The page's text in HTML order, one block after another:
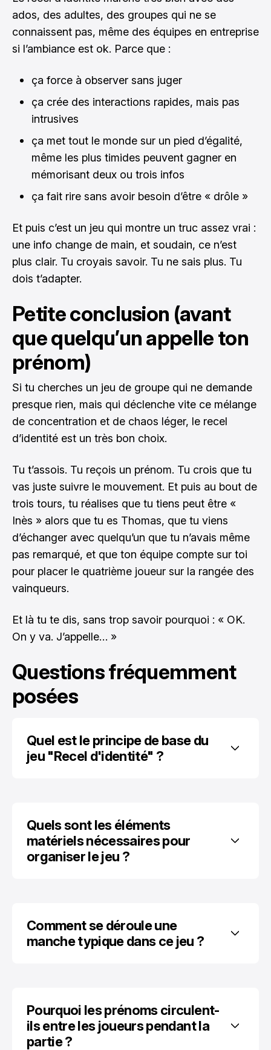
ados, des adultes, des groupes qui ne se
connaissent pas, même des équipes en entreprise
si l’ambiance est ok. Parce que :
ça force à observer sans juger
ça crée des interactions rapides, mais pas
intrusives
ça met tout le monde sur un pied d’égalité,
même les plus timides peuvent gagner en
mémorisant deux ou trois infos
ça fait rire sans avoir besoin d’être « drôle »
Et puis c’est un jeu qui montre un truc assez vrai :
une info change de main, et soudain, ce n’est
plus clair. Tu croyais savoir. Tu ne sais plus. Tu
dois t’adapter.
Petite conclusion (avant
que quelqu’un appelle ton
prénom)
Si tu cherches un jeu de groupe qui ne demande
presque rien, mais qui déclenche vite ce mélange
de concentration et de chaos léger, le recel
d’identité est un très bon choix.
Tu t’assois. Tu reçois un prénom. Tu crois que tu
vas juste suivre le mouvement. Et puis au bout de
trois tours, tu réalises que tu tiens peut être «
Inès » alors que tu es Thomas, que tu viens
d’échanger avec quelqu’un que tu n’avais même
pas remarqué, et que ton équipe compte sur toi
pour placer le quatrième joueur sur la rangée des
vainqueurs.
Et là tu te dis, sans trop savoir pourquoi : « OK.
On y va. J’appelle… »
Questions fréquemment
posées
Quel est le principe de base du
jeu "Recel d'identité" ?
Quels sont les éléments
matériels nécessaires pour
organiser le jeu ?
Comment se déroule une
manche typique dans ce jeu ?
Pourquoi les prénoms circulent-
ils entre les joueurs pendant la
partie ?